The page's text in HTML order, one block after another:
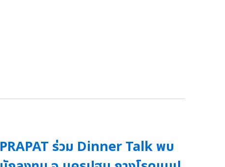
PRAPAT ร่วม Dinner Talk พบ